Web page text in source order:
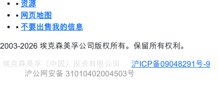
• 资源
• 网页地图
• 不要出售我的信息
2003-2026 埃克森美孚公司版权所有。保留所有权利。
埃克森美孚（中国）投资有限公司
沪ICP备09048291号-9
沪公网安备 31010402004503号